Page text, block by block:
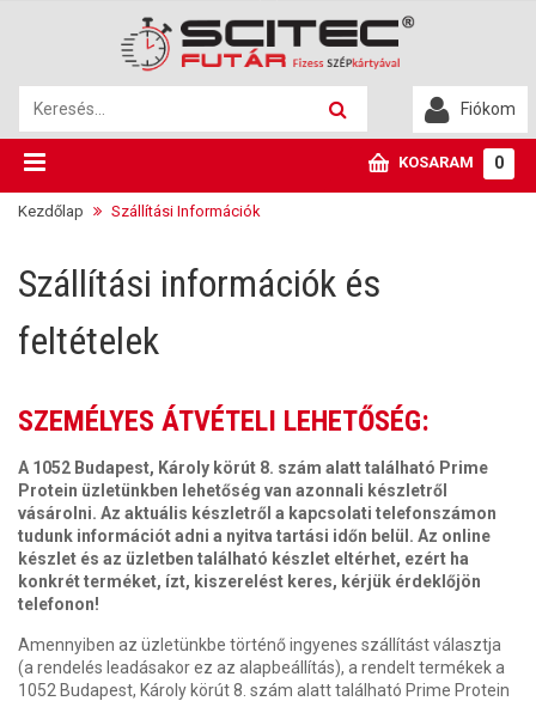
Fiókom
KOSARAM 0
Kezdőlap Szállítási Információk
Szállítási információk és
feltételek
SZEMÉLYES ÁTVÉTELI LEHETŐSÉG:
A 1052 Budapest, Károly körút 8. szám alatt található Prime
Protein üzletünkben lehetőség van azonnali készletről
vásárolni. Az aktuális készletről a kapcsolati telefonszámon
tudunk információt adni a nyitva tartási időn belül. Az online
készlet és az üzletben található készlet eltérhet, ezért ha
konkrét terméket, ízt, kiszerelést keres, kérjük érdeklőjön
telefonon!
Amennyiben az üzletünkbe történő ingyenes szállítást választja
(a rendelés leadásakor ez az alapbeállítás), a rendelt termékek a
1052 Budapest, Károly körút 8. szám alatt található Prime Protein